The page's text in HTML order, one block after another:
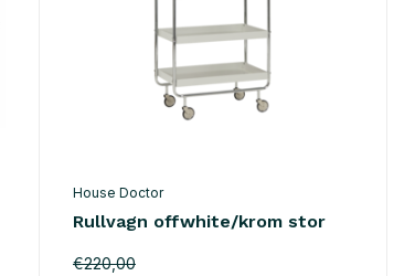
House Doctor
Rullvagn offwhite/krom stor
€220,00